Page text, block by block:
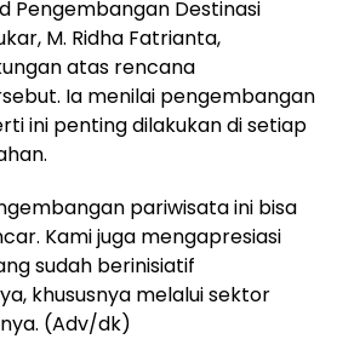
Pengembangan Destinasi
M. Ridha Fatrianta,
atas rencana
Ia menilai pengembangan
ini penting dilakukan di setiap
pariwisata ini bisa
Kami juga mengapresiasi
sudah berinisiatif
khususnya melalui sektor
(Adv/dk)